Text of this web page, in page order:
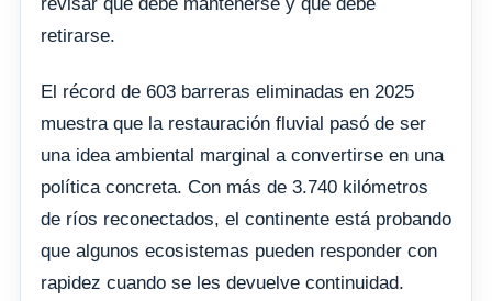
retirarse.
El récord de 603 barreras eliminadas en 2025
muestra que la restauración fluvial pasó de ser
una idea ambiental marginal a convertirse en una
política concreta. Con más de 3.740 kilómetros
de ríos reconectados, el continente está probando
que algunos ecosistemas pueden responder con
rapidez cuando se les devuelve continuidad.